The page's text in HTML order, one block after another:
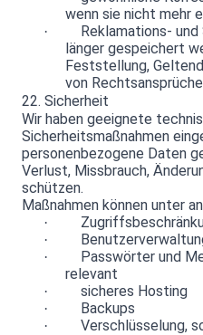
wenn sie nicht mehr
·
Reklamations-
länger gespeichert
Feststellung,
von
22. Sicherheit
Wir haben geeignete
Sicherheitsmaßnahmen
personenbezogene Daten
Verlust, Missbrauch,
schützen.
Maßnahmen können unter
·
·
·
Passwörter und
relevant
· sicheres Hosting
· Backups
· Verschlüsselung,